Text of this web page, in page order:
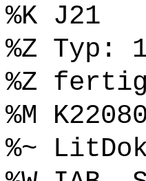
%K J21
%Z Typ:
%Z
%M
%~